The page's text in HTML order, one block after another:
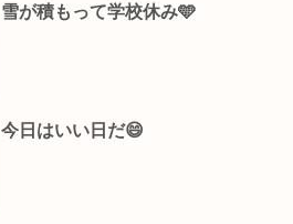
雪が積もって￼学校休み￼🩵
今日はいい日だ😄